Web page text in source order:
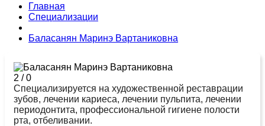
Главная
Специализации
Баласанян Маринэ Вартаниковна
2 /0
Специализируется на художественной реставрации
зубов, лечении кариеса, лечении пульпита, лечении
периодонтита, профессиональной гигиене полости
рта, отбеливании.